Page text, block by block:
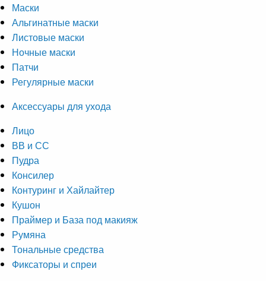
Маски
Альгинатные маски
Листовые маски
Ночные маски
Патчи
Регулярные маски
Аксессуары для ухода
Лицо
ВВ и СС
Пудра
Консилер
Контуринг и Хайлайтер
Кушон
Праймер и База под макияж
Румяна
Тональные средства
Фиксаторы и спреи